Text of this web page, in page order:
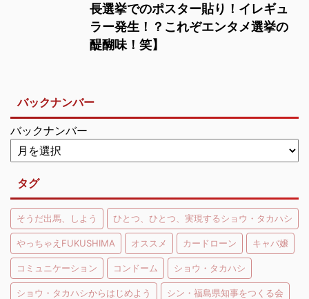
長選挙でのポスター貼り！イレギュ
ラー発生！？これぞエンタメ選挙の
醍醐味！笑】
バックナンバー
バックナンバー
タグ
そうだ出馬、しよう ひとつ、ひとつ、実現するショウ・タカハシ
やっちゃえFUKUSHIMA オススメ カードローン キャバ嬢
コミュニケーション コンドーム ショウ・タカハシ
ショウ・タカハシからはじめよう シン・福島県知事をつくる会